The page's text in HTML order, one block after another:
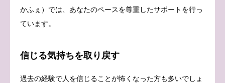
かふぇ）では、あなたのペースを尊重したサポートを行っ
ています。
信じる気持ちを取り戻す
過去の経験で人を信じることが怖くなった方も多いでしょ